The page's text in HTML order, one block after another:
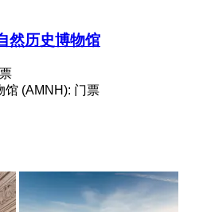
然历史博物馆
馆 (AMNH): 门票